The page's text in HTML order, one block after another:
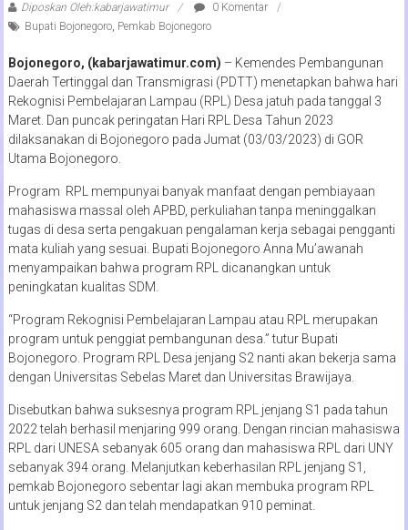
Diposkan Oleh:kabarjawatimur
0 Komentar
Bupati Bojonegoro, Pemkab Bojonegoro
Bojonegoro, (kabarjawatimur.com) – Kemendes Pembangunan
Daerah Tertinggal dan Transmigrasi (PDTT) menetapkan bahwa hari
Rekognisi Pembelajaran Lampau (RPL) Desa jatuh pada tanggal 3
Maret. Dan puncak peringatan Hari RPL Desa Tahun 2023
dilaksanakan di Bojonegoro pada Jumat (03/03/2023) di GOR
Utama Bojonegoro.
Program RPL mempunyai banyak manfaat dengan pembiayaan
mahasiswa massal oleh APBD, perkuliahan tanpa meninggalkan
tugas di desa serta pengakuan pengalaman kerja sebagai pengganti
mata kuliah yang sesuai. Bupati Bojonegoro Anna Mu’awanah
menyampaikan bahwa program RPL dicanangkan untuk
peningkatan kualitas SDM.
“Program Rekognisi Pembelajaran Lampau atau RPL merupakan
program untuk penggiat pembangunan desa.” tutur Bupati
Bojonegoro. Program RPL Desa jenjang S2 nanti akan bekerja sama
dengan Universitas Sebelas Maret dan Universitas Brawijaya.
Disebutkan bahwa suksesnya program RPL jenjang S1 pada tahun
2022 telah berhasil menjaring 999 orang. Dengan rincian mahasiswa
RPL dari UNESA sebanyak 605 orang dan mahasiswa RPL dari UNY
sebanyak 394 orang. Melanjutkan keberhasilan RPL jenjang S1,
pemkab Bojonegoro sebentar lagi akan membuka program RPL
untuk jenjang S2 dan telah mendapatkan 910 peminat.